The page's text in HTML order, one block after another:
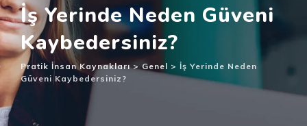
İş Yerinde Neden Güveni
Kaybedersiniz?
Pratik İnsan Kaynakları> Genel > İş Yerinde Neden
Güveni Kaybedersiniz?